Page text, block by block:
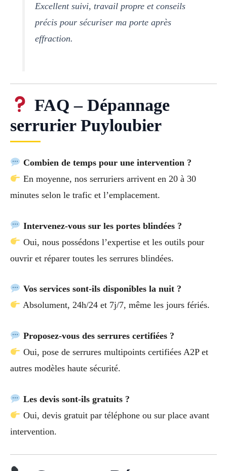
Excellent suivi, travail propre et conseils
précis pour sécuriser ma porte après
effraction.
FAQ – Dépannage
serrurier Puyloubier
Combien de temps pour une intervention ?
En moyenne, nos serruriers arrivent en 20 à 30
minutes selon le trafic et l’emplacement.
Intervenez-vous sur les portes blindées ?
Oui, nous possédons l’expertise et les outils pour
ouvrir et réparer toutes les serrures blindées.
Vos services sont-ils disponibles la nuit ?
Absolument, 24h/24 et 7j/7, même les jours fériés.
Proposez-vous des serrures certifiées ?
Oui, pose de serrures multipoints certifiées A2P et
autres modèles haute sécurité.
Les devis sont-ils gratuits ?
Oui, devis gratuit par téléphone ou sur place avant
intervention.